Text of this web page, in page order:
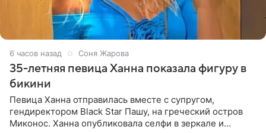
6 часов назад Соня Жарова
35-летняя певица Ханна показала фигуру в
бикини
Певица Ханна отправилась вместе с супругом,
гендиректором Black Star Пашу, на греческий остров
Миконос. Ханна опубликовала селфи в зеркале и